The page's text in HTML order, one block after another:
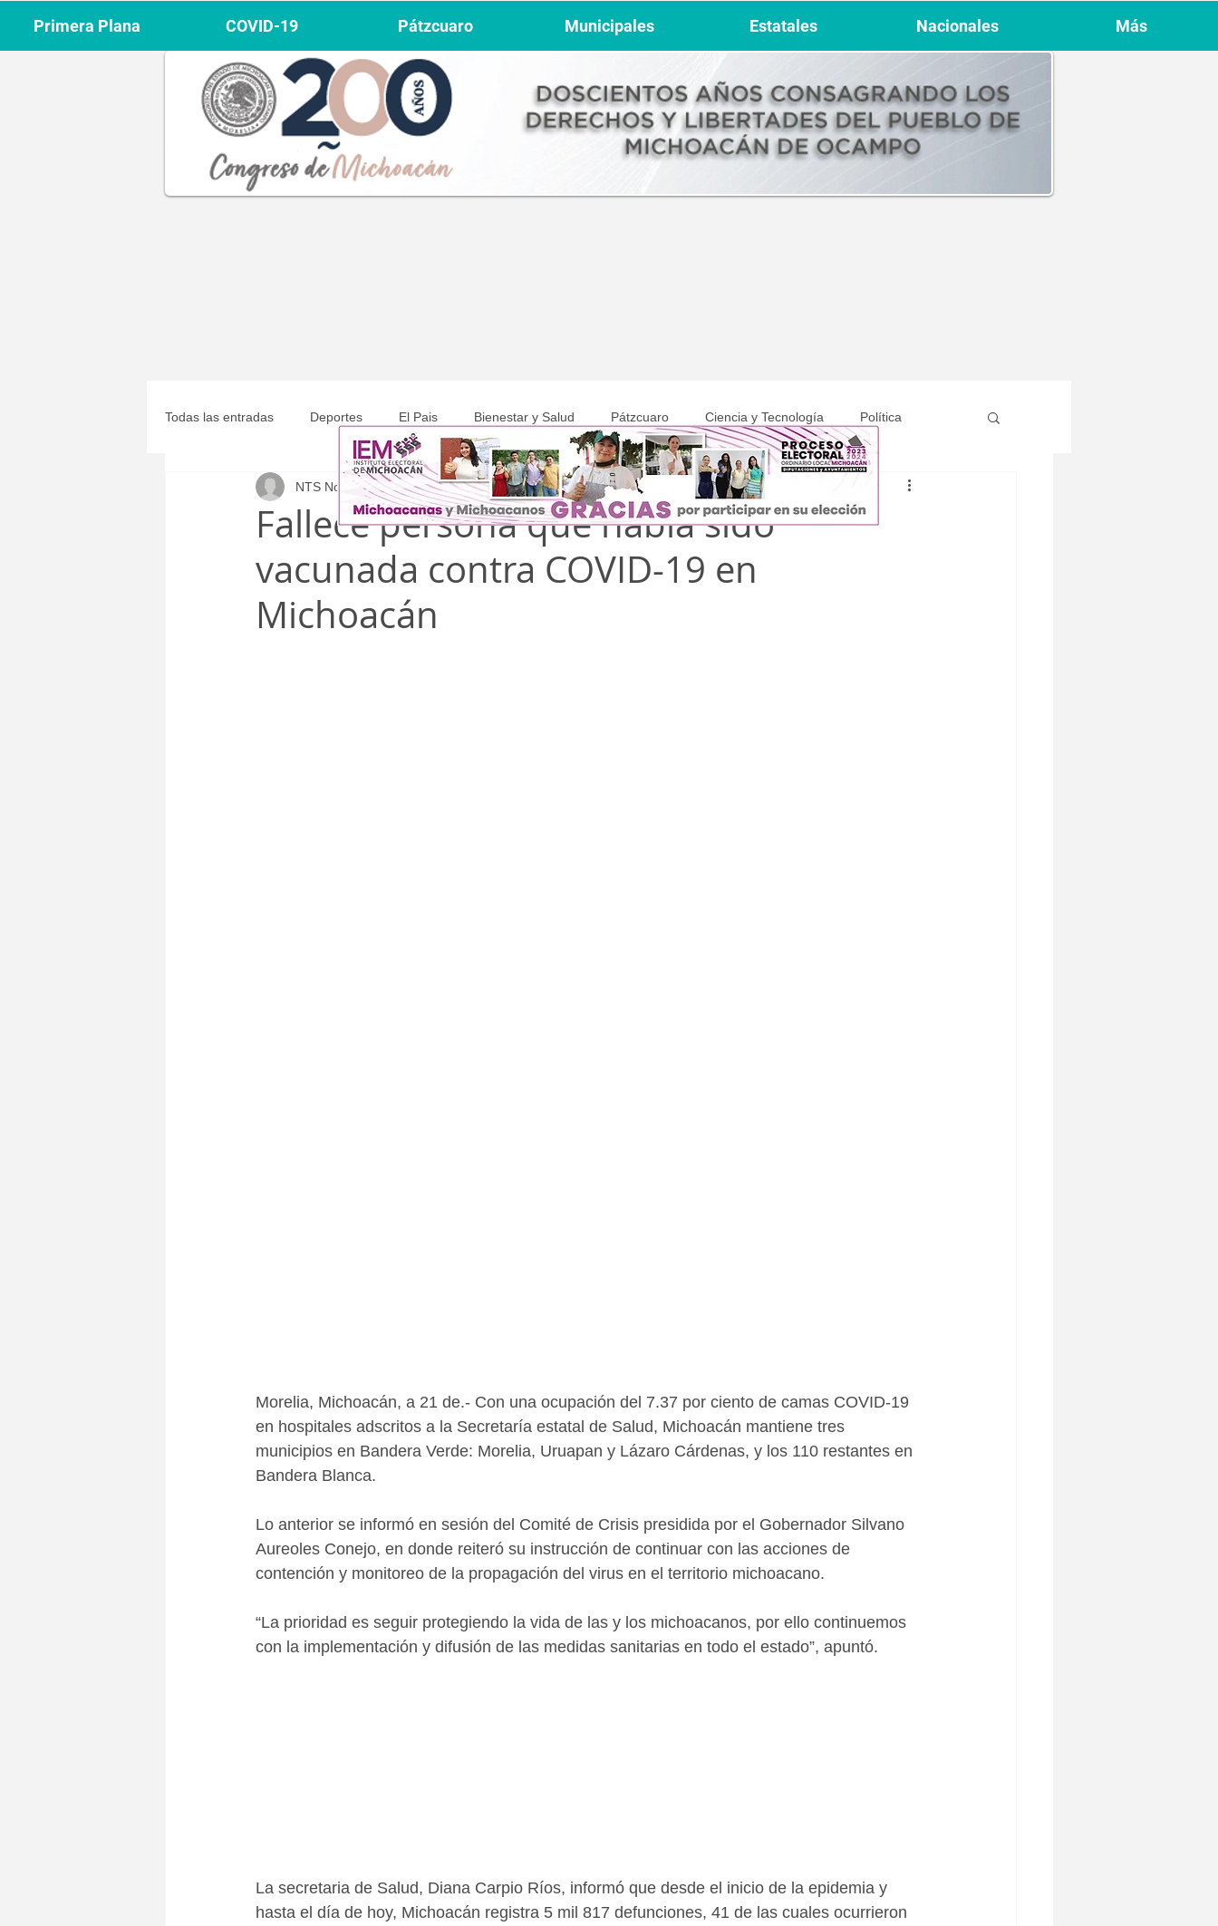
Todas las entradas Deportes El Pais Bienestar y Salud Pátzcuaro Ciencia y Tecnología Política
Michoacán Municipales COVID-19
Fallece persona que había sido
vacunada contra COVID-19 en
Michoacán
NTS Noticias 22 jun 2021 1 min de lectura
Morelia, Michoacán, a 21 de.- Con una ocupación del 7.37 por ciento de camas COVID-19
en hospitales adscritos a la Secretaría estatal de Salud, Michoacán mantiene tres
municipios en Bandera Verde: Morelia, Uruapan y Lázaro Cárdenas, y los 110 restantes en
Bandera Blanca.
Lo anterior se informó en sesión del Comité de Crisis presidida por el Gobernador Silvano
Aureoles Conejo, en donde reiteró su instrucción de continuar con las acciones de
contención y monitoreo de la propagación del virus en el territorio michoacano.
“La prioridad es seguir protegiendo la vida de las y los michoacanos, por ello continuemos
con la implementación y difusión de las medidas sanitarias en todo el estado”, apuntó.
La secretaria de Salud, Diana Carpio Ríos, informó que desde el inicio de la epidemia y
hasta el día de hoy, Michoacán registra 5 mil 817 defunciones, 41 de las cuales ocurrieron
Primera Plana COVID-19 Pátzcuaro Municipales Estatales Nacionales Más